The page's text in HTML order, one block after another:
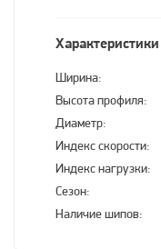
Характеристики
Ширина:
Высота профиля:
Диаметр:
Индекс скорости:
Индекс нагрузки:
Сезон:
Наличие шипов: